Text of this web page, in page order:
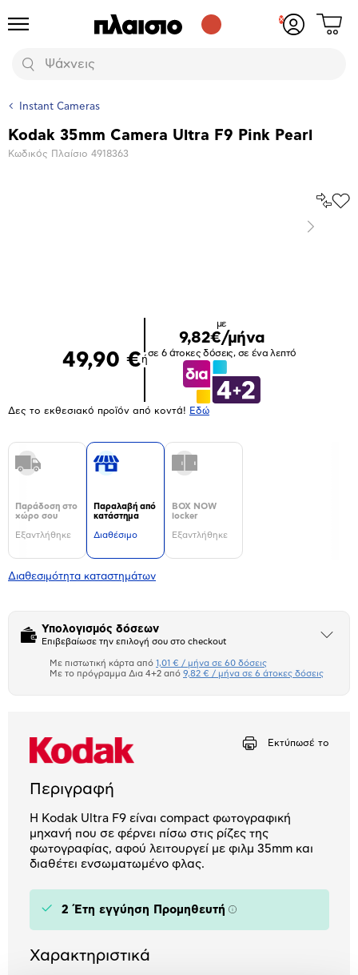
Προϊόντα
Αναζήτηση
Δες
Instant Cameras
Βασικά
Kodak 35mm Camera Ultra F9 Pink Pearl
Κωδικός Πλαίσιο 4918363
Επόμενο
49,90 €ή
με
9,82€/μήνα
σε 6 άτοκες δόσεις, σε ένα λεπτό
Δες το εκθεσιακό προϊόν από κοντά! Eδώ
Παράδοση στο
χώρο σου
Εξαντλήθηκε
Παραλαβή από
κατάστημα
Διαθέσιμο
BOX NOW
locker
Εξαντλήθηκε
Διαθεσιμότητα καταστημάτων
Υπολογισμός δόσεων
Επιβεβαίωσε την επιλογή σου στο checkout
Άνοιξε
Πιστωτική κάρτα
Αριθμός δόσεων
Με πιστωτική κάρτα από 1,01 € / μήνα σε 60 δόσεις
Με το πρόγραμμα Δια 4+2 από 9,82 € / μήνα σε 6 άτοκες δόσεις
Εκτύπωσέ το
Περιγραφή
Η Kodak Ultra F9 είναι compact φωτογραφική
μηχανή που σε φέρνει πίσω στις ρίζες της
φωτογραφίας, αφού λειτουργεί με φιλμ 35mm και
διαθέτει ενσωματωμένο φλας.
2 Έτη εγγύηση Προμηθευτή Πληροφορίες
Χαρακτηριστικά